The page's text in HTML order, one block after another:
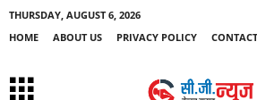
THURSDAY, AUGUST 6, 2026
HOME
ABOUT US PRIVACY POLICY